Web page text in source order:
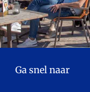
Ga snel naar